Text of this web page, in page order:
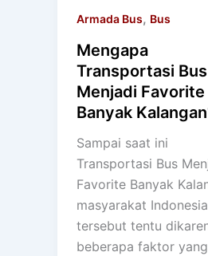
Armada Bus, Bus
Mengapa
Transportasi Bus
Menjadi Favorite
Banyak
Sampai saat ini
Transportasi Bus
Favorite Banyak
masyarakat
tersebut tentu
beberapa faktor yang